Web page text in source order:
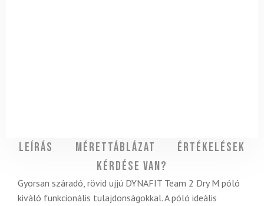
Leírás Mérettáblázat
Értékelések
Kérdése van?
Gyorsan száradó, rövid ujjú DYNAFIT Team 2 Dry M póló
kiváló funkcionális tulajdonságokkal. A póló ideális